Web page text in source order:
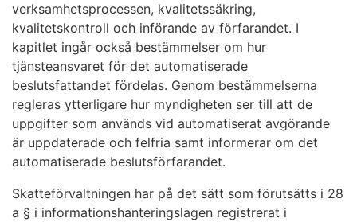
verksamhetsprocessen, kvalitetssäkring,
kvalitetskontroll och införande av förfarandet. I
kapitlet ingår också bestämmelser om hur
tjänsteansvaret för det automatiserade
beslutsfattandet fördelas. Genom bestämmelserna
regleras ytterligare hur myndigheten ser till att de
uppgifter som används vid automatiserat avgörande
är uppdaterade och felfria samt informerar om det
automatiserade beslutsförfarandet.
Skatteförvaltningen har på det sätt som förutsätts i 28
a § i informationshanteringslagen registrerat i